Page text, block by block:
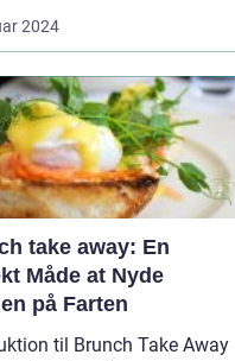
2024
take away: En
Måde at Nyde
på Farten
til Brunch Take Away